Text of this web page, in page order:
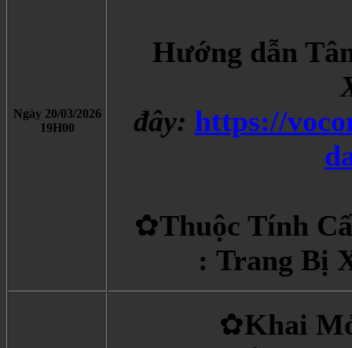
Ngày 20/03/2026
19H00
Hướng dẫn
đây: https://
✿Thuộc Tính
: Trang Bị
✿Khai